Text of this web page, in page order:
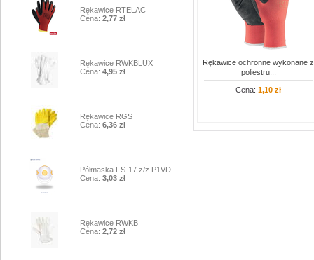
Rękawice RTELAC
Cena: 2,77 zł
Rękawice RWKBLUX
Cena: 4,95 zł
Rękawice RGS
Cena: 6,36 zł
Półmaska FS-17 z/z P1VD
Cena: 3,03 zł
Rękawice RWKB
Cena: 2,72 zł
Rękawice ochronne wykonane z
poliestru...
Cena: 1,10 zł